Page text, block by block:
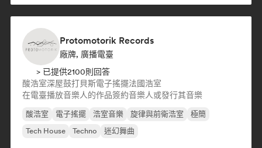
Protomotorik Records
廠牌, 廣播電臺
> 已提供2100則回答
酸浩室深屋鼓打貝斯電子搖擺法國浩室
在電臺播放音樂人的作品簽約音樂人或發行其音樂
酸浩室 電子搖擺 浩室音樂 旋律與前衛浩室
極簡
Tech House
Techno 迷幻舞曲